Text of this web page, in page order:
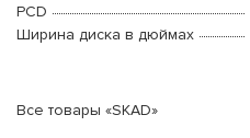
PCD
Ширина диска в дюймах
Все товары «SKAD»